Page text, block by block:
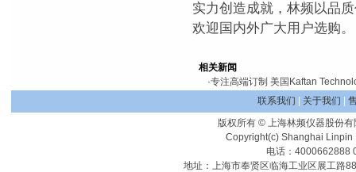
实力创造成就，林频以品
欢迎国内外广大用户选购。
相关新闻
·专注高端订制 美国Kaftan
联系我们
关于我们
版权所有 © 上海林频仪器股份有
Copyright(c) Shanghai Linpin
电话：4000662888
地址：上海市奉贤区临海工业区展工路